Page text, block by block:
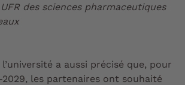
des sciences pharmaceutiques
a aussi précisé que, pour
les partenaires ont souhaité